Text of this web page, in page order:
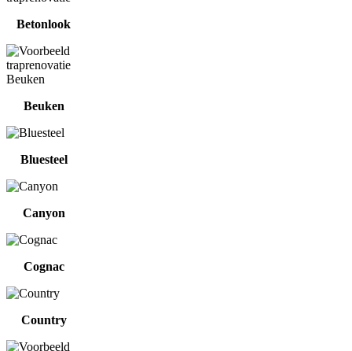
Betonlook
Beuken
Bluesteel
Canyon
Cognac
Country